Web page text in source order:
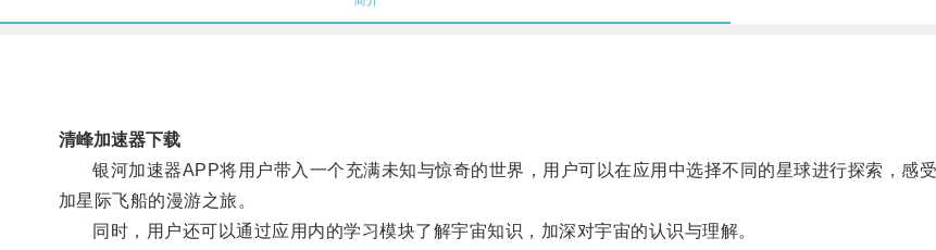
清峰加速器下载
银河加速器APP将用户带入一个充满未知与惊奇的世界，用户可以在应用中选择不同的星球进行探索，感
加星际飞船的漫游之旅。
同时，用户还可以通过应用内的学习模块了解宇宙知识，加深对宇宙的认识与理解。